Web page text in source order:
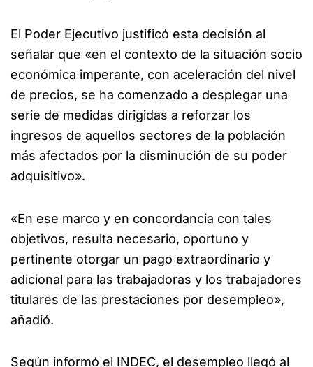
El Poder Ejecutivo justificó esta decisión al
señalar que «en el contexto de la situación socio
económica imperante, con aceleración del nivel
de precios, se ha comenzado a desplegar una
serie de medidas dirigidas a reforzar los
ingresos de aquellos sectores de la población
más afectados por la disminución de su poder
adquisitivo».
«En ese marco y en concordancia con tales
objetivos, resulta necesario, oportuno y
pertinente otorgar un pago extraordinario y
adicional para las trabajadoras y los trabajadores
titulares de las prestaciones por desempleo»,
añadió.
Según informó el INDEC, el desempleo llegó al